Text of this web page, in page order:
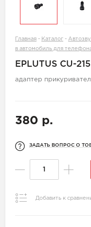
Главная - Каталог -
в автомобиль для
EPLUTUS CU-215
адаптер
380 р.
ЗАДАТЬ ВОПРОС О
Добавить к